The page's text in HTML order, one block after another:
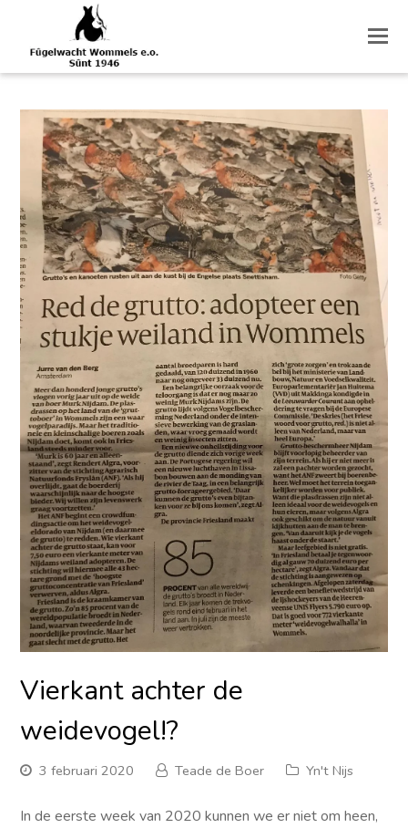
Vierkant achter de
weidevogel!?
3 februari 2020 Teade de Boer Yn't Nijs
In de eerste week van 2020 kunnen we er niet om heen,